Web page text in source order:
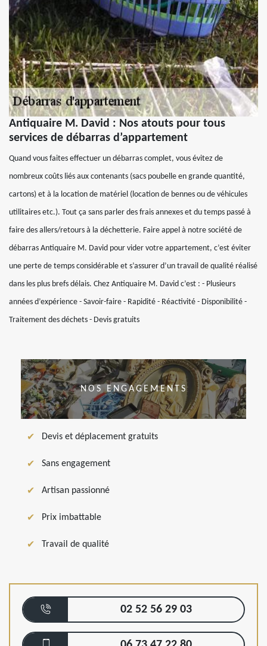
Antiquaire M. David : Nos atouts pour tous
services de débarras d’appartement
Quand vous faites effectuer un débarras complet, vous évitez de
nombreux coûts liés aux contenants (sacs poubelle en grande quantité,
cartons) et à la location de matériel (location de bennes ou de véhicules
utilitaires etc.). Tout ça sans parler des frais annexes et du temps passé à
faire des allers/retours à la déchetterie. Faire appel à notre société de
débarras Antiquaire M. David pour vider votre appartement, c’est éviter
une perte de temps considérable et s’assurer d’un travail de qualité réalisé
dans les plus brefs délais. Chez Antiquaire M. David c’est : - Plusieurs
années d’expérience - Savoir-faire - Rapidité - Réactivité - Disponibilité -
Traitement des déchets - Devis gratuits
NOS ENGAGEMENTS
Devis et déplacement gratuits
Sans engagement
Artisan passionné
Prix imbattable
Travail de qualité
02 52 56 29 03